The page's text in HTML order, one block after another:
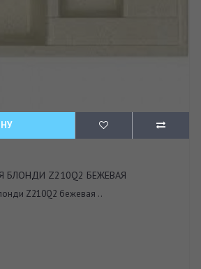
БЛОНДИ Z210Q2 БЕЖЕВАЯ
Z210Q2 бежевая ..